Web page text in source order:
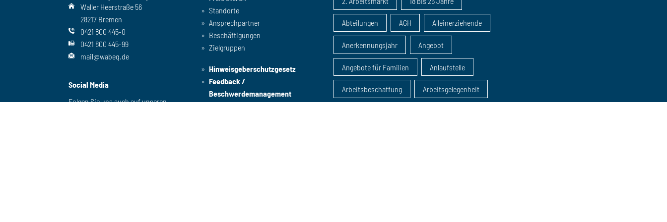
Waller Heerstraße 56
28217 Bremen
0421 800 445-0
0421 800 445-99
mail@wabeq.de
Social Media
Folgen Sie uns auch auf unseren
Standorte
Ansprechpartner
Beschäftigungen
Zielgruppen
Hinweisgeberschutzgesetz
Feedback /
Beschwerdemanagement
Abteilungen AGH Alleinerziehende
Anerkennungsjahr Angebot
Angebote für Familien Anlaufstelle
Arbeitsbeschaffung Arbeitsgelegenheit